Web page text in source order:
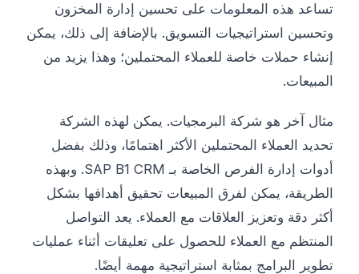
تساعد هذه المعلومات على تحسين إدارة المخزون
وتحسين استراتيجيات التسويق. بالإضافة إلى ذلك، يمكن
إنشاء حملات خاصة للعملاء المحتملين؛ وهذا يزيد من
المبيعات.
مثال آخر هو شركة البرمجيات. يمكن لهذه الشركة
تحديد العملاء المحتملين الأكثر اهتمامًا، وذلك بفضل
أدوات إدارة الفرص الخاصة بـ SAP B1 CRM. وبهذه
الطريقة، يمكن لفرق المبيعات تحقيق أهدافها بشكل
أكثر دقة وتعزيز العلاقات مع العملاء. يعد التواصل
المنتظم مع العملاء للحصول على تعليقات أثناء عمليات
تطوير البرامج بمثابة استراتيجية مهمة أيضًا.